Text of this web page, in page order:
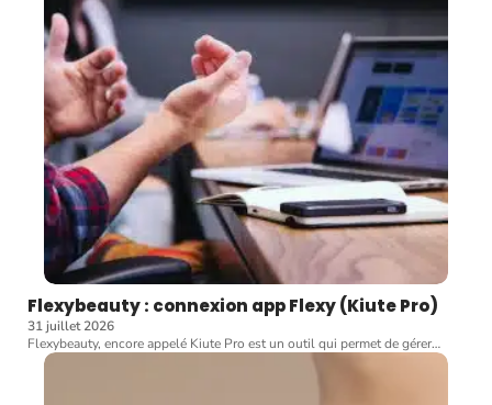
Flexybeauty : connexion app Flexy (Kiute Pro)
31 juillet 2026
Flexybeauty, encore appelé Kiute Pro est un outil qui permet de gérer…